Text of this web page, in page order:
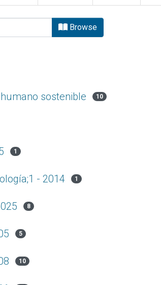
de la Nación
Browse
sostenible 10
1
- 2014 1
8
5
10